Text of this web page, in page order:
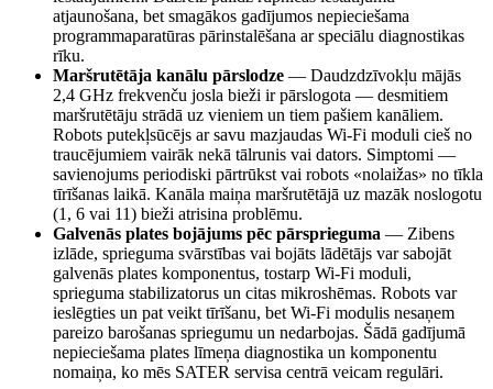
atjaunošana, bet smagākos gadījumos nepieciešama
programmaparatūras pārinstalēšana ar speciālu diagnostikas
rīku.
Maršrutētāja kanālu pārslodze — Daudzdzīvokļu mājās
2,4 GHz frekvenču josla bieži ir pārslogota — desmitiem
maršrutētāju strādā uz vieniem un tiem pašiem kanāliem.
Robots putekļsūcējs ar savu mazjaudas Wi-Fi moduli cieš no
traucējumiem vairāk nekā tālrunis vai dators. Simptomi —
savienojums periodiski pārtrūkst vai robots «nolaižas» no tīkla
tīrīšanas laikā. Kanāla maiņa maršrutētājā uz mazāk noslogotu
(1, 6 vai 11) bieži atrisina problēmu.
Galvenās plates bojājums pēc pārsprieguma — Zibens
izlāde, sprieguma svārstības vai bojāts lādētājs var sabojāt
galvenās plates komponentus, tostarp Wi-Fi moduli,
sprieguma stabilizatorus un citas mikroshēmas. Robots var
ieslēgties un pat veikt tīrīšanu, bet Wi-Fi modulis nesaņem
pareizo barošanas spriegumu un nedarbojas. Šādā gadījumā
nepieciešama plates līmeņa diagnostika un komponentu
nomaiņa, ko mēs SATER servisa centrā veicam regulāri.